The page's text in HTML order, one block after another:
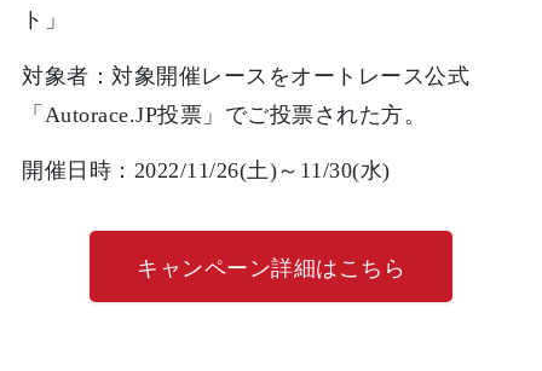
ト」
対象者：対象開催レースをオートレース公式
「Autorace.JP投票」でご投票された方。
開催日時：2022/11/26(土)～11/30(水)
キャンペーン詳細はこちら